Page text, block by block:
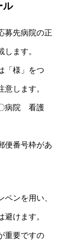
ル
募先病院の正
ます。
「様」をつ
します。
病院 看護
便番号枠があ
ンを用い、
けます。
重要ですの